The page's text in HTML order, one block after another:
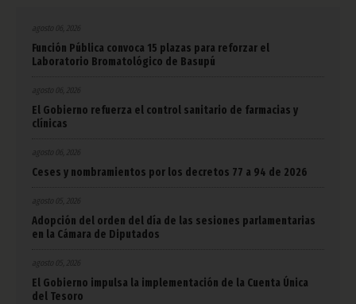
agosto 06, 2026
Función Pública convoca 15 plazas para reforzar el
Laboratorio Bromatológico de Basupú
agosto 06, 2026
El Gobierno refuerza el control sanitario de farmacias y
clínicas
agosto 06, 2026
Ceses y nombramientos por los decretos 77 a 94 de 2026
agosto 05, 2026
Adopción del orden del día de las sesiones parlamentarias
en la Cámara de Diputados
agosto 05, 2026
El Gobierno impulsa la implementación de la Cuenta Única
del Tesoro